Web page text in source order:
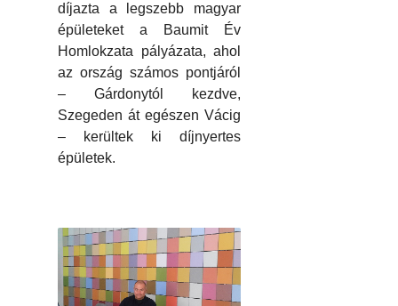
díjazta a legszebb magyar
épületeket a Baumit Év
Homlokzata pályázata, ahol
az ország számos pontjáról
– Gárdonytól kezdve,
Szegeden át egészen Vácig
– kerültek ki díjnyertes
épületek.